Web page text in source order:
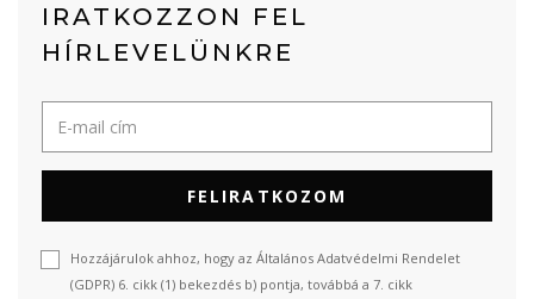
IRATKOZZON FEL
HÍRLEVELÜNKRE
FELIRATKOZOM
Hozzájárulok ahhoz, hogy az Általános Adatvédelmi Rendelet
(GDPR) 6. cikk (1) bekezdés b) pontja, továbbá a 7. cikk